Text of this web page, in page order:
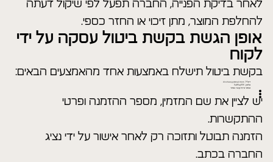
לאחר בדיקת הפנייה, החברה תפעל לפי שיקול דעתה
להחלפת המוצר, מתן זיכוי או החזר כספי.
אופן הגשת בקשת ביטול עסקה על ידי
לקוח
בקשת ביטול תישלח באמצעות אחד מהאמצעים הבאים:
דוא"ל: Zivshany@gmail.com
טלפון: 048641056
טופס יצירת קשר באתר
יש לציין את שם המזמין, מספר ההזמנה ופרטי
ההתקשרות.
הזמנה תבוטל ותזוכה רק לאחר אישור על ידי נציג
החברה בכתב.